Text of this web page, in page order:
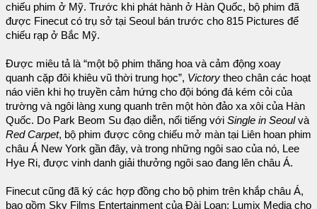
chiếu phim ở Mỹ. Trước khi phát hành ở Hàn Quốc, bộ phim đã
được Finecut có trụ sở tại Seoul bán trước cho 815 Pictures để
chiếu rạp ở Bắc Mỹ.
Được miêu tả là “một bộ phim thăng hoa và cảm động xoay
quanh cặp đôi khiêu vũ thời trung học”, Victory theo chân các hoạt
náo viên khi họ truyền cảm hứng cho đội bóng đá kém cỏi của
trường và ngôi làng xung quanh trên một hòn đảo xa xôi của Hàn
Quốc. Do Park Beom Su đạo diễn, nổi tiếng với Single in Seoulvà
Red Carpet, bộ phim được công chiếu mở màn tại Liên hoan phim
châu Á New York gần đây, và trong những ngôi sao của nó, Lee
Hye Ri, được vinh danh giải thưởng ngôi sao đang lên châu Á.
Finecut cũng đã ký các hợp đồng cho bộ phim trên khắp châu Á,
bao gồm Sky Films Entertainment của Đài Loan; Lumix Media cho